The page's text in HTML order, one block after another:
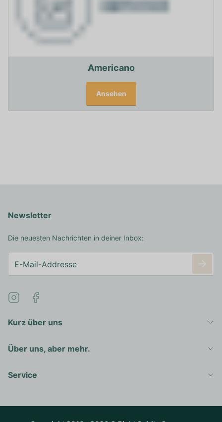
Americano
Ansehen
Kurz über uns
Über uns, aber mehr.
Service
Newsletter
Die neuesten Nachrichten in deiner Inbox: